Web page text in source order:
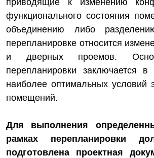
приводящие к изменению
функционального состояния
объединению либо
перепланировке относится
и дверных проемов.
перепланировки заключается в
наиболее оптимальных условий
помещений.
Для выполнения
рамках перепланировки
подготовлена проектная